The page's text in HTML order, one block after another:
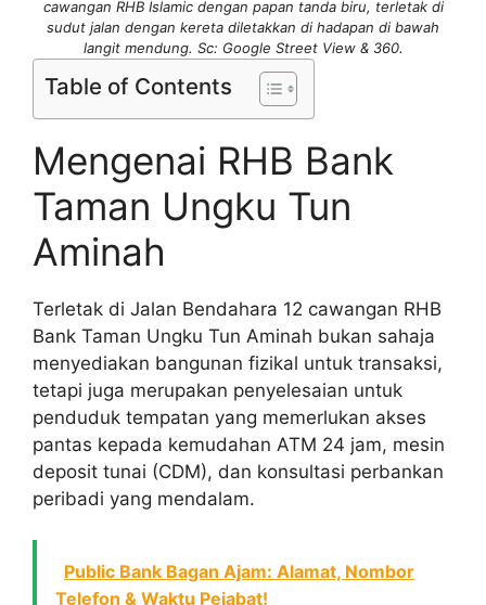
cawangan RHB Islamic dengan papan tanda biru, terletak di
sudut jalan dengan kereta diletakkan di hadapan di bawah
langit mendung. Sc: Google Street View & 360.
Table of Contents
Mengenai RHB Bank
Taman Ungku Tun
Aminah
Terletak di Jalan Bendahara 12 cawangan RHB
Bank Taman Ungku Tun Aminah bukan sahaja
menyediakan bangunan fizikal untuk transaksi,
tetapi juga merupakan penyelesaian untuk
penduduk tempatan yang memerlukan akses
pantas kepada kemudahan ATM 24 jam, mesin
deposit tunai (CDM), dan konsultasi perbankan
peribadi yang mendalam.
Public Bank Bagan Ajam: Alamat, Nombor
Telefon & Waktu Pejabat!